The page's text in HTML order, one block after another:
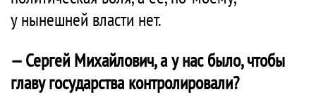
у нынешней власти нет.
— Сергей Михайлович, а у нас было, чтобы
главу государства контролировали?